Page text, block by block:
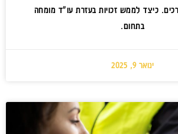
כיצד לממש זכויות בעזרת עו"ד מומחה
בתחום.
ינואר 9, 2025